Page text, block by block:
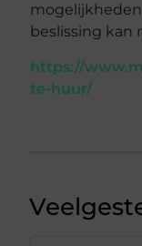
beslissing kan
https://
te-huur/